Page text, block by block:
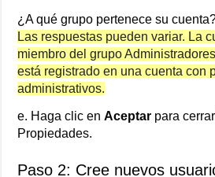
¿A qué grupo pertenece su
Las respuestas pueden variar. La
miembro del grupo
está registrado en una cuenta con
administrativos.
e. Haga clic enAceptar para
Propiedades.
Paso 2: Cree nuevos